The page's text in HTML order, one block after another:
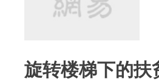
旋转楼梯下的扶